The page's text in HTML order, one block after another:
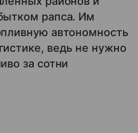
рапса. Им
автономность
ведь не нужно
за сотни